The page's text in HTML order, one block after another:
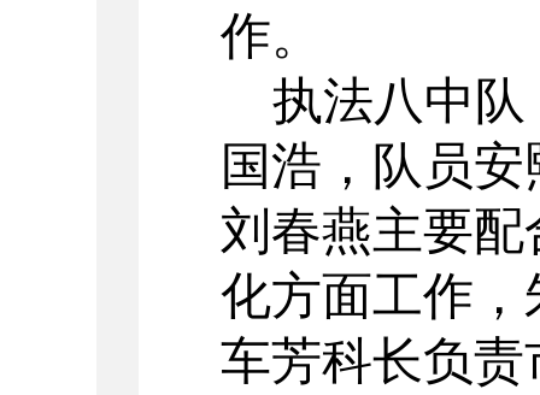
作。
执法八中队
国浩， 队员安
刘春燕主要
化方面工作
车芳科长负责